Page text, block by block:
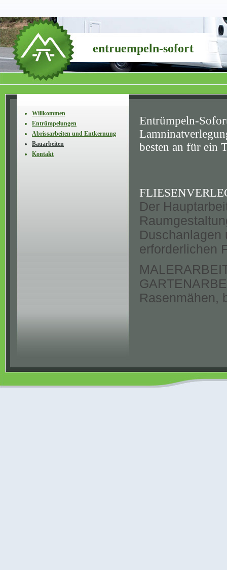
entruempeln-sofort
Willkommen
Entrümpelungen
Abrissarbeiten und Entkernung
Bauarbeiten
Kontakt
Entrümpeln-
besten an für ein
Der
Duschanlagen
erforderlichen
Rasenmähen,